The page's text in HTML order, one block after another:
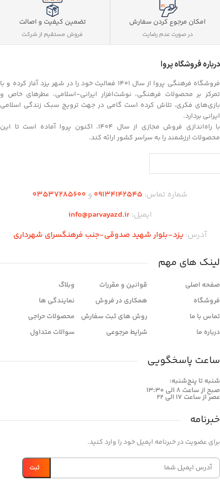
امکان مرجوع کردن سفارش
در صورت عدم رضایت
تضمین کیفیت و اصالت
فروش مستقیم از شرکت
درباره فروشگاه پروا
فروشگاه فرهنگی پروا از سال ۱۴۰۱ فعالیت خود را در شهر یزد آغاز کرده و با
تمرکز بر محصولات فرهنگی، نوشت‌افزار ایرانی-اسلامی، عطرهای خاص و
بازی‌های فکری، تلاش کرده است گامی در جهت ترویج سبک زندگی اسلامی
ایرانی بردارد.
با راه‌اندازی فروش مجازی از سال ۱۴۰۴، اکنون پروا آماده است تا این
محصولات ارزشمند را به سراسر کشور ارائه کند.
شماره تماس: 09134142545 و 03537285600
ایمیل: info@parvayazd.ir
آدرس: یزد-بلوار شهید صدوقی-جنب فرهنگسرای شهرداری
لینک های مهم
صفحه اصلی
فروشگاه
تماس با ما
درباره ما
قوانین و مقررات
همکاری در فروش
روش های ثبت سفارش
شرایط مرجوعی
وبلاگ
نمایندگی ها
محصولات حراجی
سوالات متداول
ساعت پاسخگویی
شنبه تا پنج‌شنبه:
صبح از ساعت 8 الی 13:30
عصر از ساعت 17 الی 22
خبرنامه
برای عضویت در خبرنامه ایمیل خود را وارد کنید.